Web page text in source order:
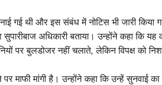
गई थी और इस संबंध में नोटिस भी जारी किया
अधिकारी बताया। उन्होंने कहा कि यह
पर बुलडोजर नहीं चलाते, लेकिन विपक्ष को
माफी मांगी है। उन्होंने कहा कि उन्हें सुनवाई का